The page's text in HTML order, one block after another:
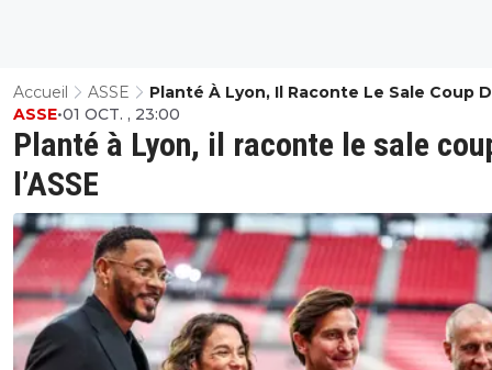
Accueil ASSE
Planté À Lyon, Il Raconte Le Sale Coup
L’ASSE
Planté à Lyon, il raconte le sale
l’ASSE
ASSE•01 OCT. , 23:00